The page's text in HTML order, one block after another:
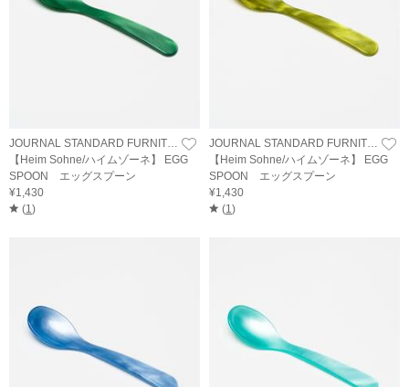
JOURNAL STANDARD FURNITURE
【Heim Sohne/ハイムゾーネ】 EGG
SPOON エッグスプーン
¥1,430
(1)
JOURNAL STANDARD FURNITURE
【Heim Sohne/ハイムゾーネ】 EGG
SPOON エッグスプーン
¥1,430
(1)